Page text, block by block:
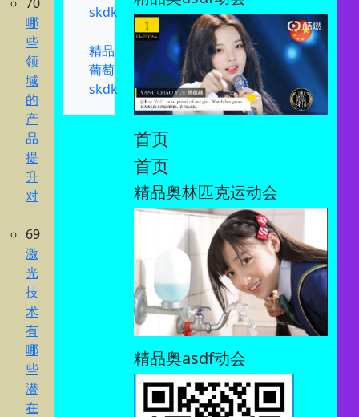
哪
些
领
域
的
产
品
提
升
对
69
激
光
技
术
有
哪
些
潜
在
skdk
精品
葡萄
skdk
首页
首页
精品奥林匹克运动会
精品奥asdf动会